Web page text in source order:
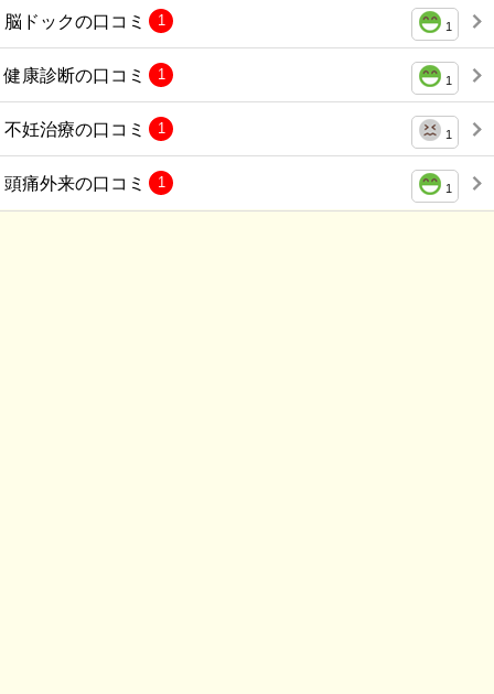
脳ドックの口コミ 1
1
健康診断の口コミ 1
1
不妊治療の口コミ 1
1
頭痛外来の口コミ 1
1